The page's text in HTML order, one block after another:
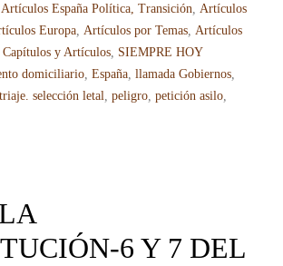
Artículos España Política, Transición, Artículos
Europa, Artículos por Temas, Artículos
Capítulos y Artículos, SIEMPRE HOY
domiciliario, España, llamada Gobiernos,
selección letal, peligro, petición asilo,
6 Y 7 DEL